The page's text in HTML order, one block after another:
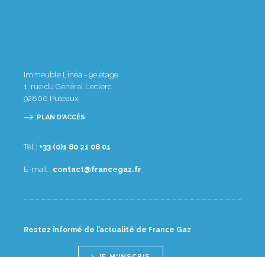
Immeuble Linéa - 9e étage
1, rue du Général Leclerc
92800 Puteaux
PLAN D'ACCÈS
Tél : 10 80 12 08 1(0) 33+
E-mail : rf.zagecnarf@tcatnoc
Restez informé de l’actualité de France Gaz